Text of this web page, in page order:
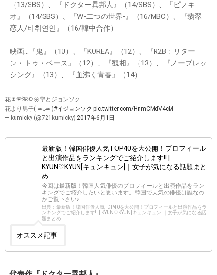
（13/SBS）、『ドクター異邦人』（14/SBS）、『ピノキ
オ』（14/SBS）、『W-二つの世界-』（16/MBC）、『翡翠
恋人/비취연인』（16/韓中合作）
映画…『鬼』（10）、『KOREA』（12）、『R2B：リター
ン・トゥ・ベース』（12）、『観相』（13）、『ノーブレッ
シング』（13）、『血沸く青春』（14）
花🌷🌹🌺🌻🌼💐とジョンソク
花より男子( ≖ᴗ≖ )#イジョンソク pic.twitter.com/HnmCMdV4cM
— kumicky (@721kumicky) 2017年6月1日
最新版！韓国俳優人気TOP40を大公開！プロフィール
と出演作品をランキングでご紹介します!! |
KYUN♡KYUN[キュンキュン]｜女子が気になる話題まと
め
今回は最新版！韓国人気俳優のプロフィールと出演作品をラン
キングでご紹介したいと思います。韓国で人気の俳優は誰なの
かご覧下さい♪
出典：最新版！韓国俳優人気TOP40を大公開！プロフィールと出演作品をラ
ンキングでご紹介します!! | KYUN♡KYUN[キュンキュン]｜女子が気になる話
題まとめ
オススメ記事